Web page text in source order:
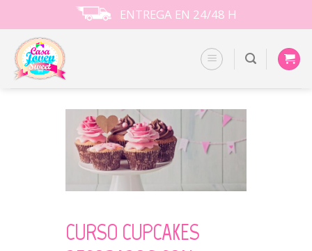
to
content
ENTREGA EN 24/48 H
CURSO CUPCAKES